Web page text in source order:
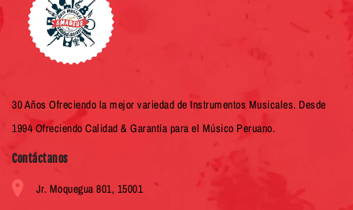
30 Años Ofreciendo la mejor variedad de Instrumentos Musicales. Desde
1994 Ofreciendo Calidad & Garantía para el Músico Peruano.
Contáctanos
Jr. Moquegua 801, 15001